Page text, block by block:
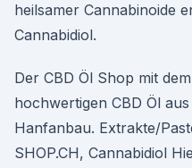
heilsamer Cannabinoide
Cannabidiol.
Der CBD Öl Shop mit
hochwertigen CBD Öl
Hanfanbau. Extrakte/
SHOP.CH, Cannabidiol